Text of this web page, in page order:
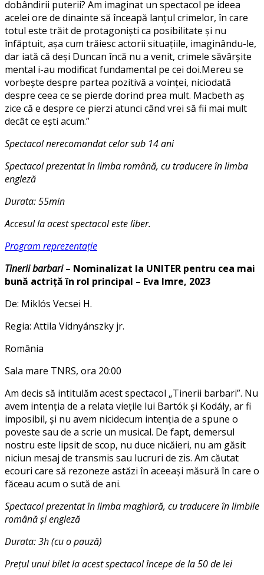
dobândirii puterii? Am imaginat un spectacol pe ideea
acelei ore de dinainte să înceapă lanțul crimelor, în care
totul este trăit de protagoniști ca posibilitate și nu
înfăptuit, așa cum trăiesc actorii situațiile, imaginându-le,
dar iată că deși Duncan încă nu a venit, crimele săvârșite
mental i-au modificat fundamental pe cei doi.Mereu se
vorbește despre partea pozitivă a voinței, niciodată
despre ceea ce se pierde dorind prea mult. Macbeth aș
zice că e despre ce pierzi atunci când vrei să fii mai mult
decât ce ești acum.”
Spectacol nerecomandat celor sub 14 ani
Spectacol prezentat în limba română, cu traducere în limba
engleză
Durata: 55min
Accesul la acest spectacol este liber.
Program reprezentație
Tinerii barbari– Nominalizat la UNITER pentru cea mai
bună actriță în rol principal – Eva Imre, 2023
De: Miklós Vecsei H.
Regia: Attila Vidnyánszky jr.
România
Sala mare TNRS, ora 20:00
Am decis să intitulăm acest spectacol „Tinerii barbari”. Nu
avem intenția de a relata viețile lui Bartók și Kodály, ar fi
imposibil, și nu avem nicidecum intenția de a spune o
poveste sau de a scrie un musical. De fapt, demersul
nostru este lipsit de scop, nu duce nicăieri, nu am găsit
niciun mesaj de transmis sau lucruri de zis. Am căutat
ecouri care să rezoneze astăzi în aceeași măsură în care o
făceau acum o sută de ani.
Spectacol prezentat în limba maghiară, cu traducere în limbile
română și engleză
Durata: 3h (cu o pauză)
Prețul unui bilet la acest spectacol începe de la 50 de lei